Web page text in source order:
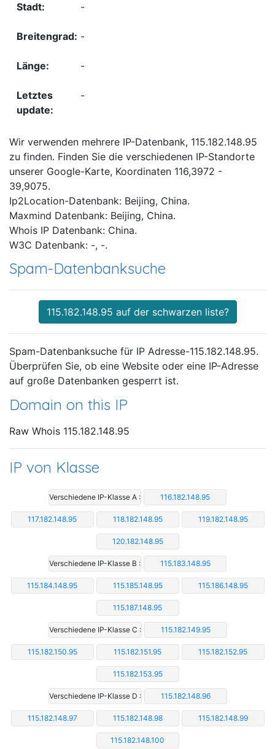
-
-
-
-
Wir verwenden mehrere IP-Datenbank, 115.182.148.95
zu finden. Finden Sie die verschiedenen IP-Standorte
unserer Google-Karte, Koordinaten 116,3972 -
39,9075.
Ip2Location-Datenbank: Beijing, China.
Maxmind Datenbank: Beijing, China.
Whois IP Datenbank: China.
W3C Datenbank: -, -.
Spam-Datenbanksuche
115.182.148.95 auf der schwarzen liste?
Spam-Datenbanksuche für IP Adresse-115.182.148.95.
Überprüfen Sie, ob eine Website oder eine IP-Adresse
auf große Datenbanken gesperrt ist.
Domain on this IP
Raw Whois 115.182.148.95
IP von Klasse
Verschiedene IP-Klasse A : 116.182.148.95
117.182.148.95 118.182.148.95 119.182.148.95
120.182.148.95
Verschiedene IP-Klasse B : 115.183.148.95
115.184.148.95 115.185.148.95 115.186.148.95
115.187.148.95
Verschiedene IP-Klasse C : 115.182.149.95
115.182.150.95 115.182.151.95 115.182.152.95
115.182.153.95
Verschiedene IP-Klasse D : 115.182.148.96
115.182.148.97 115.182.148.98 115.182.148.99
115.182.148.100